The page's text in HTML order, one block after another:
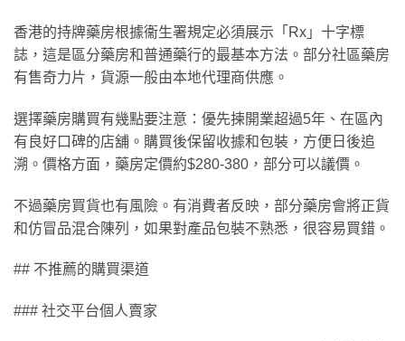
香港的持牌藥房根據衞生署規定必須展示「Rx」十字標
誌，這是區分藥房和普通藥行的最基本方法。部分社區藥房
有售奇力片，貨源一般由本地代理商供應。
選擇藥房購買有幾點要注意：優先揀開業超過5年、在區內
有良好口碑的店舖。購買後保留收據和包裝，方便日後追
溯。價格方面，藥房定價約$280-380，部分可以議價。
不過藥房買貨也有風險。有消費者反映，部分藥房會將正貨
和仿冒品混合陳列，如果對產品包裝不熟悉，很容易買錯。
## 不推薦的購買渠道
### 社交平台個人賣家